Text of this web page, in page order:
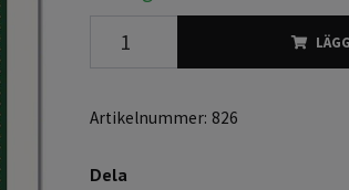
Artikelnummer: 826
Dela